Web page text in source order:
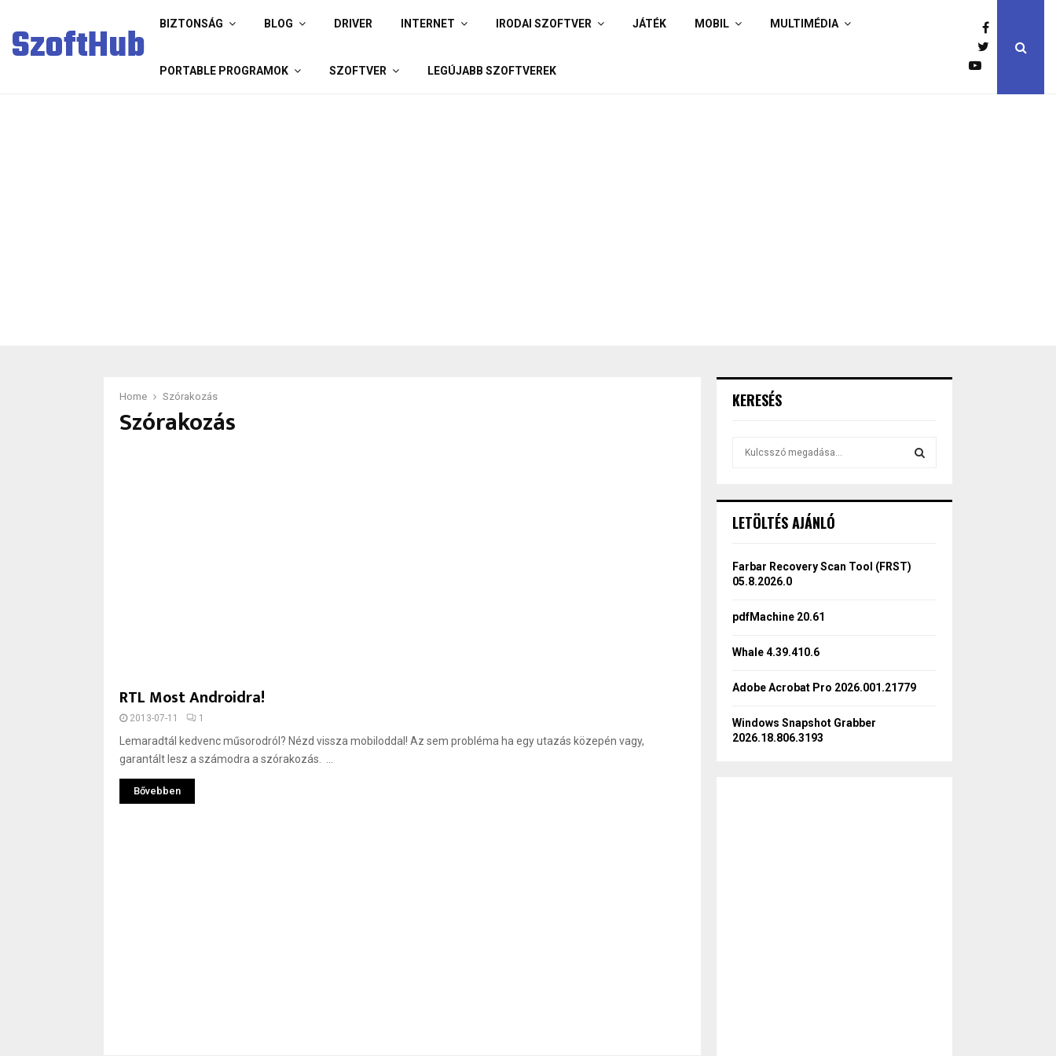
SzoftHub BIZTONSÁG BLOG DRIVER INTERNET IRODAI SZOFTVER JÁTÉK MOBIL MULTIMÉDIA
PORTABLE PROGRAMOK SZOFTVER LEGÚJABB SZOFTVEREK
Home Szórakozás
Szórakozás
RTL Most Androidra!
2013-07-11 1
Lemaradtál kedvenc műsorodról? Nézd vissza mobiloddal! Az sem probléma ha egy utazás közepén vagy,
garantált lesz a számodra a szórakozás. ...
Bővebben
KERESÉS
h
o
r
LETÖLTÉS AJÁNLÓ
Farbar Recovery Scan Tool (FRST)
05.8.2026.0
pdfMachine 20.61
Whale 4.39.410.6
Adobe Acrobat Pro 2026.001.21779
Windows Snapshot Grabber
2026.18.806.3193